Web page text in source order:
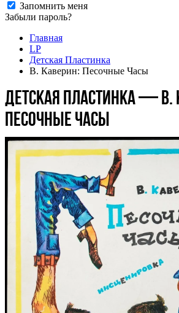
Запомнить меня
Забыли пароль?
Главная
LP
Детская Пластинка
В. Каверин: Песочные Часы
Детская Пластинка — В.
Песочные Часы